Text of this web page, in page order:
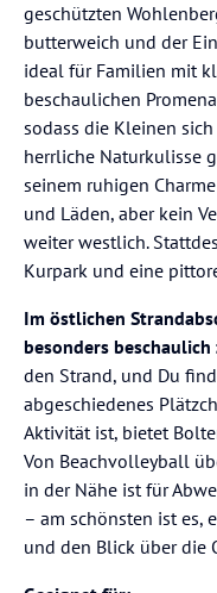
geschützten
butterweich und der
ideal für Familien mit
beschaulichen
sodass die Kleinen
herrliche Naturkulisse
seinem ruhigen
und Läden, aber kein
weiter westlich.
Kurpark und eine
Im östlichen
besonders beschaulich
den Strand, und Du
abgeschiedenes
Aktivität ist, bietet
Von Beachvolleyball
in der Nähe ist für
– am schönsten ist es,
und den Blick über die